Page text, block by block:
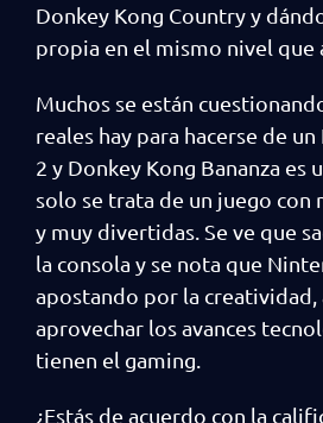
Donkey Kong Country y
propia en el mismo nivel que
Muchos se están
reales hay para hacerse de
2 y Donkey Kong Bananza es
solo se trata de un juego con
y muy divertidas. Se ve que
la consola y se nota que
apostando por la creatividad,
aprovechar los avances
tienen el gaming.
¿Estás de acuerdo con la